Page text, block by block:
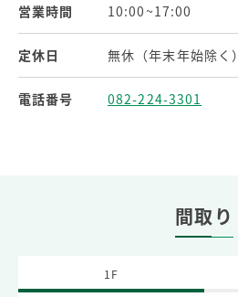
営業時間 10:00~17:00
定休日 無休（年末年始除く）
電話番号 082-224-3301
間取り
1F